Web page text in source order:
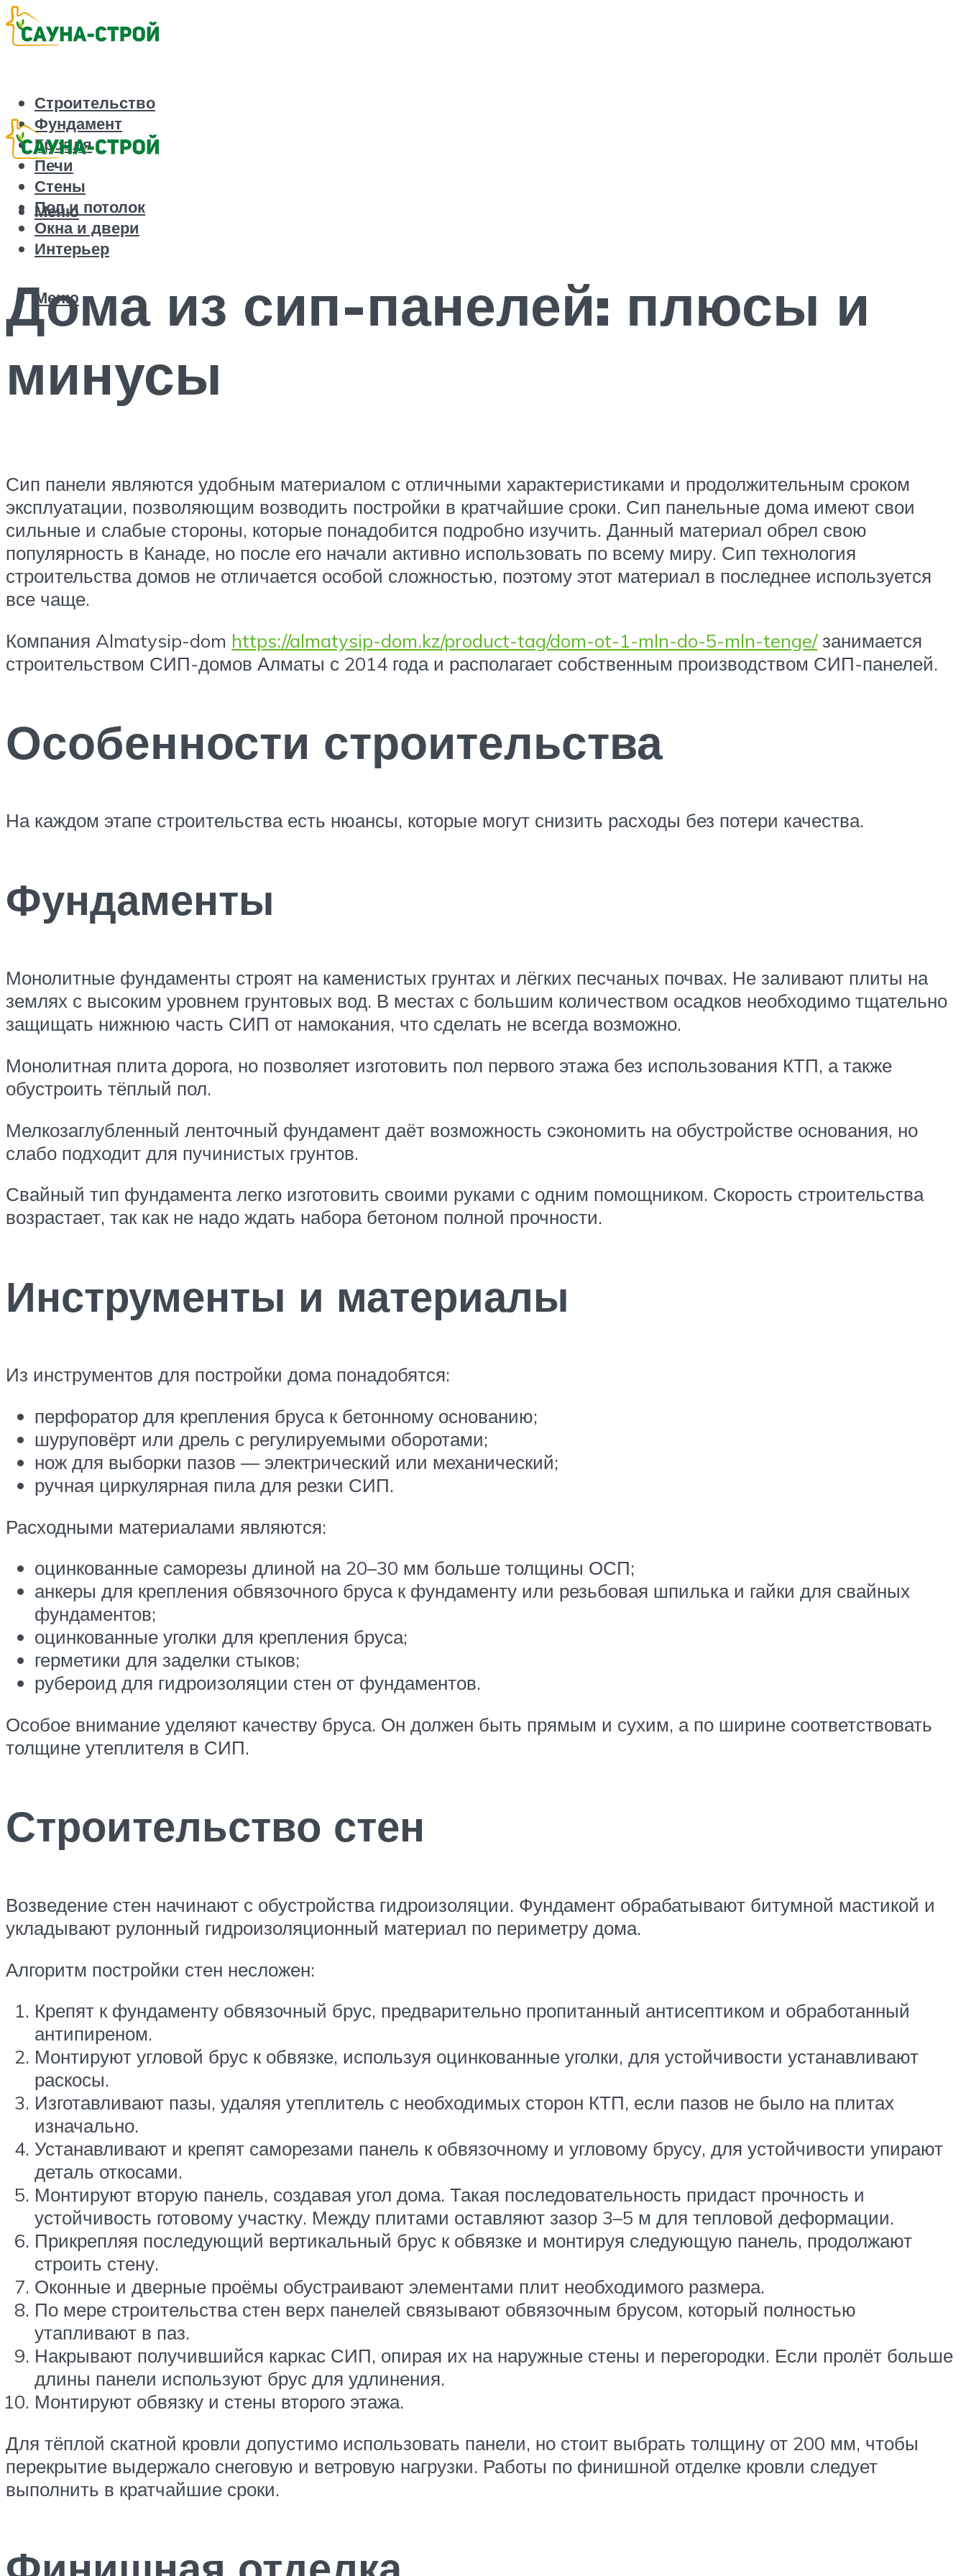
Строительство
Фундамент
Кровля
Печи
Стены
Пол и потолок
Окна и двери
Интерьер
Меню
Меню
Дома из сип-панелей: плюсы и
минусы
Сип панели являются удобным материалом с отличными характеристиками и продолжительным сроком
эксплуатации, позволяющим возводить постройки в кратчайшие сроки. Сип панельные дома имеют свои
сильные и слабые стороны, которые понадобится подробно изучить. Данный материал обрел свою
популярность в Канаде, но после его начали активно использовать по всему миру. Сип технология
строительства домов не отличается особой сложностью, поэтому этот материал в последнее используется
все чаще.
Компания Almatysip-dom https://almatysip-dom.kz/product-tag/dom-ot-1-mln-do-5-mln-tenge/занимается
строительством СИП-домов Алматы с 2014 года и располагает собственным производством СИП-панелей.
Особенности строительства
На каждом этапе строительства есть нюансы, которые могут снизить расходы без потери качества.
Фундаменты
Монолитные фундаменты строят на каменистых грунтах и лёгких песчаных почвах. Не заливают плиты на
землях с высоким уровнем грунтовых вод. В местах с большим количеством осадков необходимо тщательно
защищать нижнюю часть СИП от намокания, что сделать не всегда возможно.
Монолитная плита дорога, но позволяет изготовить пол первого этажа без использования КТП, а также
обустроить тёплый пол.
Мелкозаглубленный ленточный фундамент даёт возможность сэкономить на обустройстве основания, но
слабо подходит для пучинистых грунтов.
Свайный тип фундамента легко изготовить своими руками с одним помощником. Скорость строительства
возрастает, так как не надо ждать набора бетоном полной прочности.
Инструменты и материалы
Из инструментов для постройки дома понадобятся:
перфоратор для крепления бруса к бетонному основанию;
шуруповёрт или дрель с регулируемыми оборотами;
нож для выборки пазов — электрический или механический;
ручная циркулярная пила для резки СИП.
Расходными материалами являются:
оцинкованные саморезы длиной на 20–30 мм больше толщины ОСП;
анкеры для крепления обвязочного бруса к фундаменту или резьбовая шпилька и гайки для свайных
фундаментов;
оцинкованные уголки для крепления бруса;
герметики для заделки стыков;
рубероид для гидроизоляции стен от фундаментов.
Особое внимание уделяют качеству бруса. Он должен быть прямым и сухим, а по ширине соответствовать
толщине утеплителя в СИП.
Строительство стен
Возведение стен начинают с обустройства гидроизоляции. Фундамент обрабатывают битумной мастикой и
укладывают рулонный гидроизоляционный материал по периметру дома.
Алгоритм постройки стен несложен:
Крепят к фундаменту обвязочный брус, предварительно пропитанный антисептиком и обработанный
антипиреном.
Монтируют угловой брус к обвязке, используя оцинкованные уголки, для устойчивости устанавливают
раскосы.
Изготавливают пазы, удаляя утеплитель с необходимых сторон КТП, если пазов не было на плитах
изначально.
Устанавливают и крепят саморезами панель к обвязочному и угловому брусу, для устойчивости упирают
деталь откосами.
Монтируют вторую панель, создавая угол дома. Такая последовательность придаст прочность и
устойчивость готовому участку. Между плитами оставляют зазор 3–5 м для тепловой деформации.
Прикрепляя последующий вертикальный брус к обвязке и монтируя следующую панель, продолжают
строить стену.
Оконные и дверные проёмы обустраивают элементами плит необходимого размера.
По мере строительства стен верх панелей связывают обвязочным брусом, который полностью
утапливают в паз.
Накрывают получившийся каркас СИП, опирая их на наружные стены и перегородки. Если пролёт больше
длины панели используют брус для удлинения.
Монтируют обвязку и стены второго этажа.
Для тёплой скатной кровли допустимо использовать панели, но стоит выбрать толщину от 200 мм, чтобы
перекрытие выдержало снеговую и ветровую нагрузки. Работы по финишной отделке кровли следует
выполнить в кратчайшие сроки.